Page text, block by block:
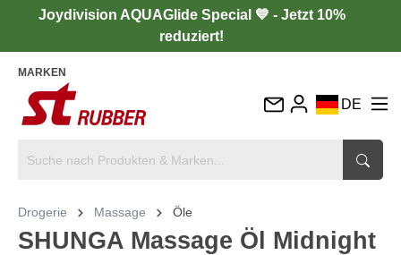
Joydivision AQUAGlide Special 💙 - Jetzt 10%
reduziert!
MARKEN
DE
IT
Drogerie Massage Öle
SHUNGA Massage Öl Midnight